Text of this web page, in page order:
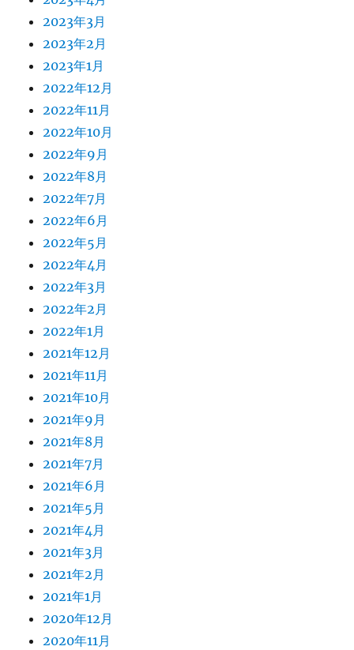
2023年3月
2023年2月
2023年1月
2022年12月
2022年11月
2022年10月
2022年9月
2022年8月
2022年7月
2022年6月
2022年5月
2022年4月
2022年3月
2022年2月
2022年1月
2021年12月
2021年11月
2021年10月
2021年9月
2021年8月
2021年7月
2021年6月
2021年5月
2021年4月
2021年3月
2021年2月
2021年1月
2020年12月
2020年11月